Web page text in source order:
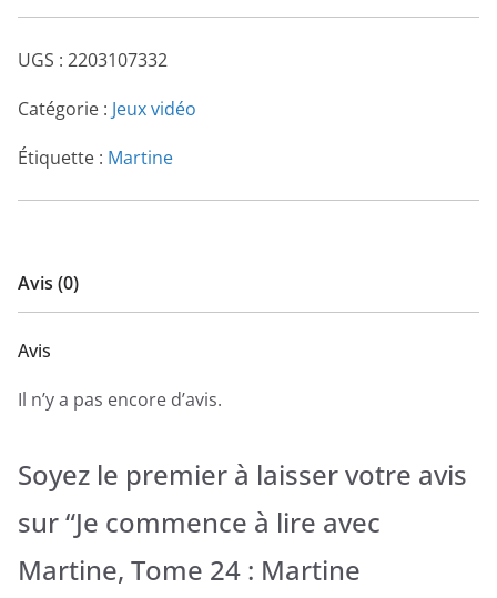
UGS : 2203107332
Catégorie : Jeux vidéo
Étiquette : Martine
Avis (0)
Avis
Il n’y a pas encore d’avis.
Soyez le premier à laisser votre avis
sur “Je commence à lire avec
Martine, Tome 24 : Martine